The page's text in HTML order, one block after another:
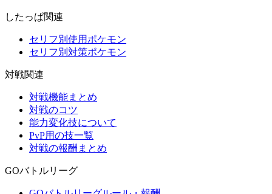
したっぱ関連
セリフ別使用ポケモン
セリフ別対策ポケモン
対戦関連
対戦機能まとめ
対戦のコツ
能力変化技について
PvP用の技一覧
対戦の報酬まとめ
GOバトルリーグ